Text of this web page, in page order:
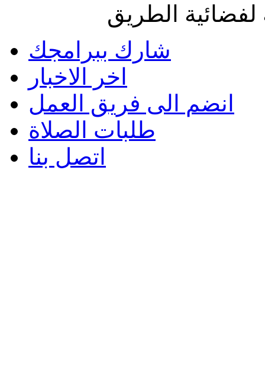
الطريق
شارك ببرامجك
اخر الاخبار
انضم الى فريق العمل
طلبات الصلاة
اتصل بنا